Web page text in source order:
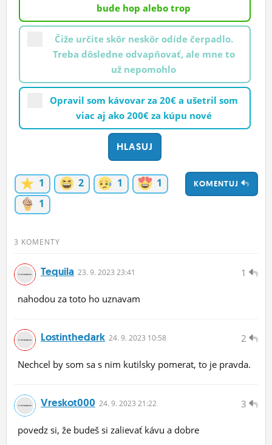
bude hop alebo trop
Čiže určite skôr neskôr odíde čerpadlo.
Treba dôsledne odvapňovať, ale mne to
už nepomohlo
Opravil som kávovar za 20€ a ušetril som
viac aj ako 200€ za kúpu nové
KOMENTUJ
1 2 1
1
1
3 KOMENTY
1
Tequila 23. 9. 2023 23:41
nahodou za toto ho uznavam
2
Lostinthedark 24. 9. 2023 10:58
Nechcel by som sa s nim kutilsky pomerat, to je pravda.
3
Vreskot000 24. 9. 2023 21:22
povedz si, že budeš si zalievať kávu a dobre